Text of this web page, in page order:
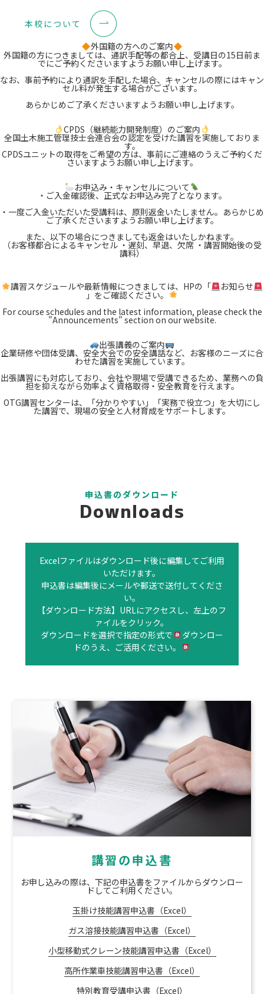
本校について
外国籍の方へのご案内
外国籍の方につきましては、通訳手配等の都合上、受講日の15日前ま
でにご予約くださいますようお願い申し上げます。
なお、事前予約により通訳を手配した場合、キャンセルの際にはキャン
セル料が発生する場合がございます。
あらかじめご了承くださいますようお願い申し上げます。
CPDS（継続能力開発制度）のご案内
全国土木施工管理技士会連合会の認定を受けた講習を実施しておりま
す。
CPDSユニットの取得をご希望の方は、事前にご連絡のうえご予約くだ
さいますようお願い申し上げます。
お申込み・キャンセルについて
・ご入金確認後、正式なお申込み完了となります。
・一度ご入金いただいた受講料は、原則返金いたしません。あらかじめ
ご了承くださいますようお願い申し上げます。
また、以下の場合につきましても返金はいたしかねます。
（お客様都合によるキャンセル ・遅刻、早退、欠席 ・講習開始後の受
講料）
講習スケジュールや最新情報につきましては、HPの「 お知らせ
」をご確認ください。
For course schedules and the latest information, please check the
"Announcements" section on our website.
出張講義のご案内
企業研修や団体受講、安全大会での安全講話など、お客様のニーズに合
わせた講習を実施しています。
出張講習にも対応しており、会社や現場で受講できるため、業務への負
担を抑えながら効率よく資格取得・安全教育を行えます。
OTG講習センターは、「分かりやすい」「実務で役立つ」を大切にし
た講習で、現場の安全と人材育成をサポートします。
申込書のダウンロード
Downloads
Excelファイルはダウンロード後に編集してご利用
いただけます。
申込書は編集後にメールや郵送で送付してくださ
い。
【ダウンロード方法】URLにアクセスし、左上のフ
ァイルをクリック。
ダウンロードを選択で指定の形式で
ダウンロー
ドのうえ、ご活用ください。
講習の申込書
お申し込みの際は、下記の申込書をファイルからダウンロー
ドしてご利用ください。
玉掛け技能講習申込書（Excel）
ガス溶接技能講習申込書（Excel）
小型移動式クレーン技能講習申込書（Excel）
高所作業車技能講習申込書（Excel）
特別教育受講申込書（Excel）